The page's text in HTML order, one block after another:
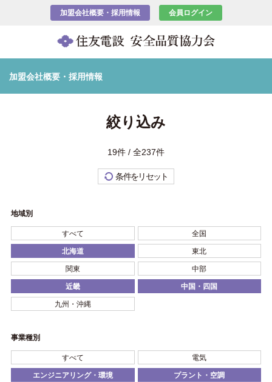
加盟会社概要・採用情報 会員ログイン
加盟会社概要・採用情報
絞り込み
19件 / 全237件
条件をリセット
地域別
すべて 全国
北海道 東北
関東 中部
近畿 中国・四国
九州・沖縄
事業種別
すべて 電気
エンジニアリング・環境 プラント・空調